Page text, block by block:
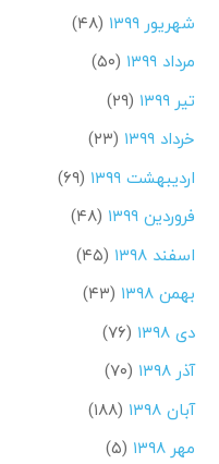
شهریور ۱۳۹۹
(۴۸)
مرداد ۱۳۹۹
(۵۰)
تیر ۱۳۹۹
(۲۹)
خرداد ۱۳۹۹
(۲۳)
اردیبهشت ۱۳۹۹
(۶۹)
فروردین ۱۳۹۹
(۴۸)
اسفند ۱۳۹۸
(۴۵)
بهمن ۱۳۹۸
(۴۳)
دی ۱۳۹۸
(۷۶)
آذر ۱۳۹۸
(۷۰)
آبان ۱۳۹۸
(۱۸۸)
مهر ۱۳۹۸
(۵)